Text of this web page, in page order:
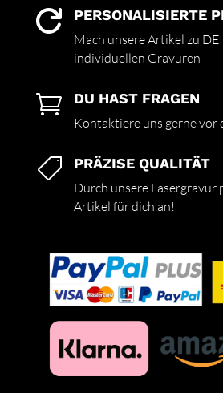
 PERSONALISIERTE
Mach unsere Artikel zu
individuellen Gravuren
 DU HAST FRAGEN
Kontaktiere uns gerne vor
 PRÄZISE QUALITÄT
Durch unsere Lasergravur
Artikel für dich an!